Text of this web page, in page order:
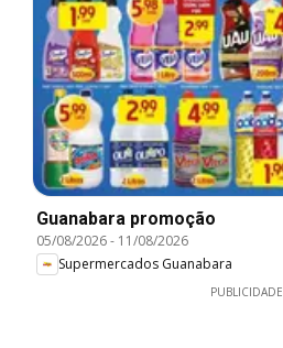
Guanabara promoção
05/08/2026- 11/08/2026
Supermercados Guanabara
PUBLICIDADE